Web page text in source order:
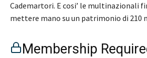
Cademartori. E cosi’ le multinazionali
mettere mano su un patrimonio di
Membership